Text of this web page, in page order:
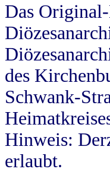
Das
des
Schwank-
Hinweis:
erlaubt.